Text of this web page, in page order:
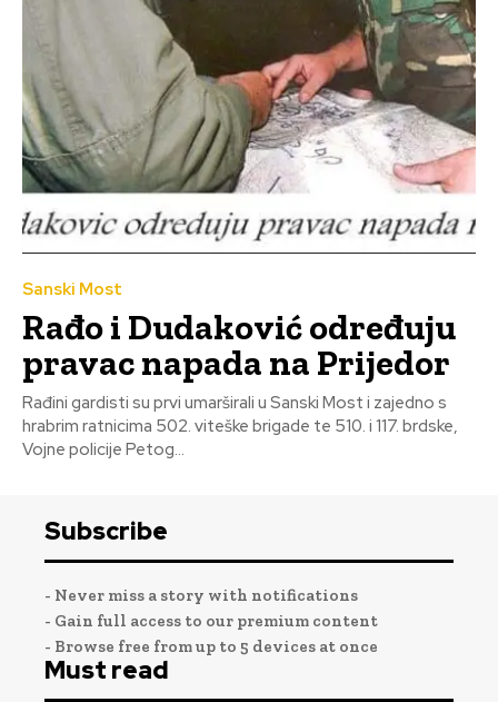
Sanski Most
Rađo i Dudaković određuju
pravac napada na Prijedor
Rađini gardisti su prvi umarširali u Sanski Most i zajedno s
hrabrim ratnicima 502. viteške brigade te 510. i 117. brdske,
Vojne policije Petog...
Subscribe
- Never miss a story with notifications
- Gain full access to our premium content
- Browse free from up to 5 devices at once
Must read